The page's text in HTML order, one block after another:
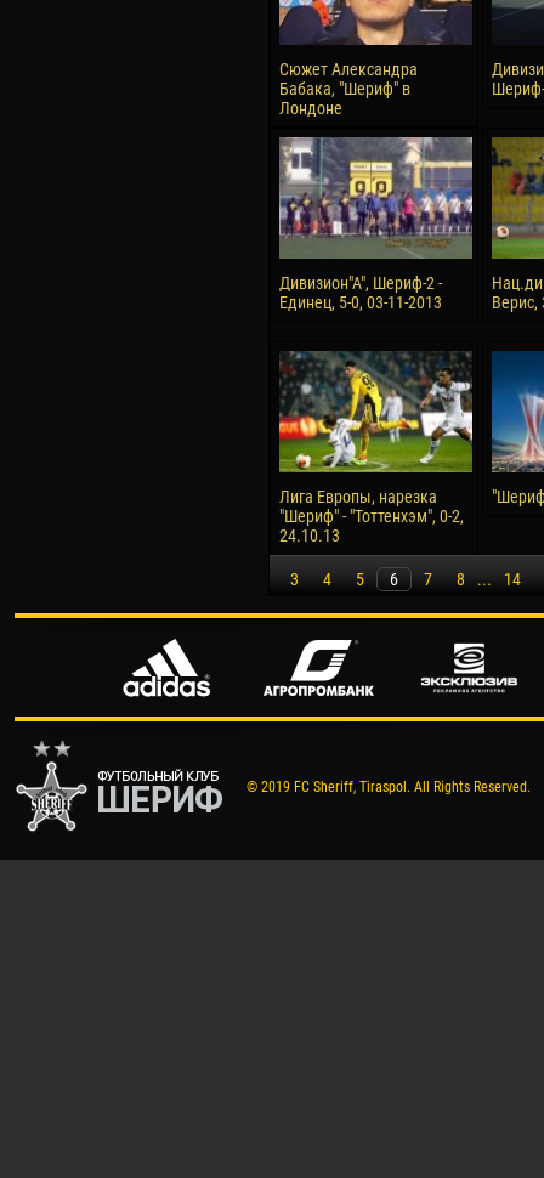
Сюжет Александра
Бабака, "Шериф" в
Лондоне
Шериф-
Дивизион"А", Шериф-2 -
Единец, 5-0, 03-11-2013
Верис,
Лига Европы, нарезка
"Шериф" - "Тоттенхэм", 0-2,
24.10.13
3 4 5 6 7 8 ... 14
© 2019 FC Sheriff, Tiraspol. All Rights Reserved.